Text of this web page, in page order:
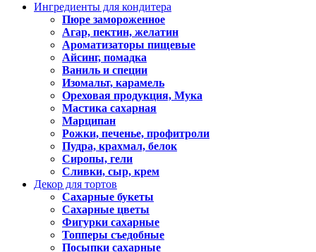
Ингредиенты для кондитера
Пюре замороженное
Агар, пектин, желатин
Ароматизаторы пищевые
Айсинг, помадка
Ваниль и специи
Изомальт, карамель
Ореховая продукция, Мука
Мастика сахарная
Марципан
Рожки, печенье, профитроли
Пудра, крахмал, белок
Сиропы, гели
Сливки, сыр, крем
Декор для тортов
Сахарные букеты
Сахарные цветы
Фигурки сахарные
Топперы съедобные
Посыпки сахарные